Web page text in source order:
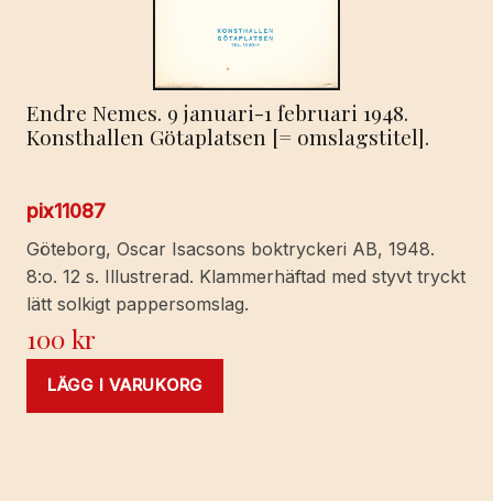
Endre Nemes. 9 januari-1 februari 1948.
Konsthallen Götaplatsen [= omslagstitel].
pix11087
Göteborg, Oscar Isacsons boktryckeri AB, 1948.
8:o. 12 s. Illustrerad. Klammerhäftad med styvt tryckt
lätt solkigt pappersomslag.
100kr
LÄGG I VARUKORG